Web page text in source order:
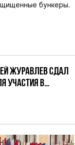
бункеры.
ЖУРАВЛЕВ СДАЛ
УЧАСТИЯ В